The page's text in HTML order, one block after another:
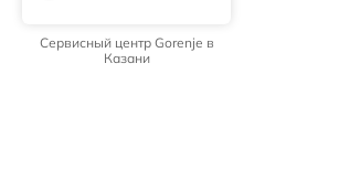
Сервисный центр Gorenje в
Казани